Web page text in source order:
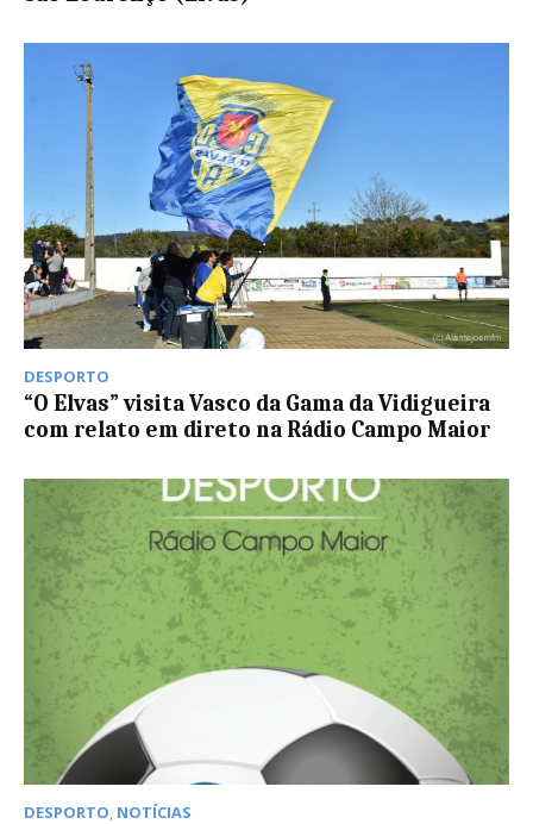
DESPORTO
“O Elvas” visita Vasco da Gama da Vidigueira
com relato em direto na Rádio Campo Maior
DESPORTO, NOTÍCIAS